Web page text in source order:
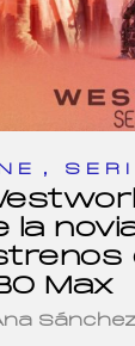
,
la
Max
Sánchez